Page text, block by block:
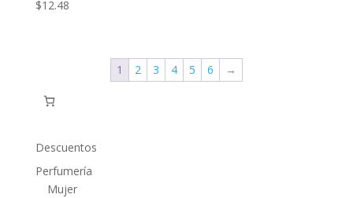
$12.48
1 2 3 4 5 6 →
Descuentos
Perfumería
Mujer